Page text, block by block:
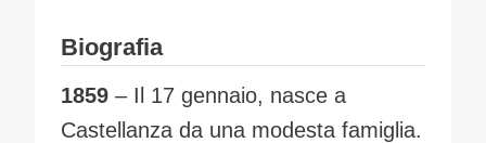
Biografia
1859 – Il 17 gennaio, nasce a
Castellanza da una modesta famiglia.